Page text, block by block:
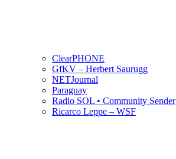
ClearPHONE
GfKV – Herbert Saurugg
NETJournal
Paraguay
Radio SOL • Community Sender
Ricarco Leppe – WSF